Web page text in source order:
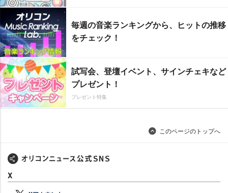
毎週の音楽ランキングから、ヒットの推移
をチェック！
試写会、登壇イベント、サインチェキなど
プレゼント！
プレゼント特集
このページのトップへ
X